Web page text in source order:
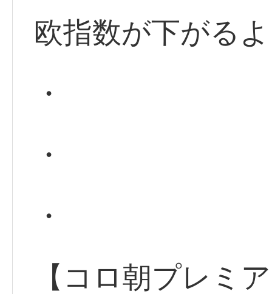
欧指数が下がる
・
・
・
【コロ朝プレミ